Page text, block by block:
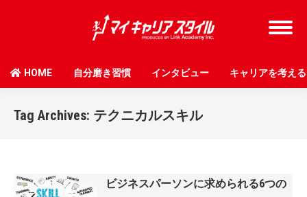
HOME 自分磨き習慣 インタビュー キャリアを考える
Tag Archives: テクニカルスキル
ビジネスパーソンに求められる6つの